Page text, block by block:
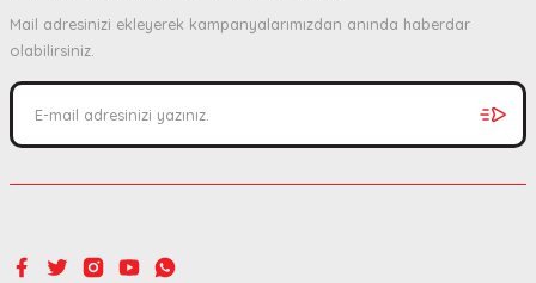
Mail adresinizi ekleyerek kampanyalarımızdan anında haberdar
olabilirsiniz.